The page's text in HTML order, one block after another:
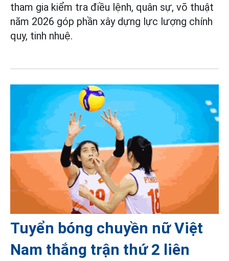
tham gia kiểm tra điều lệnh, quân sự, võ thuật
năm 2026 góp phần xây dựng lực lượng chính
quy, tinh nhuệ.
Tuyển bóng chuyền nữ Việt
Nam thắng trận thứ 2 liên